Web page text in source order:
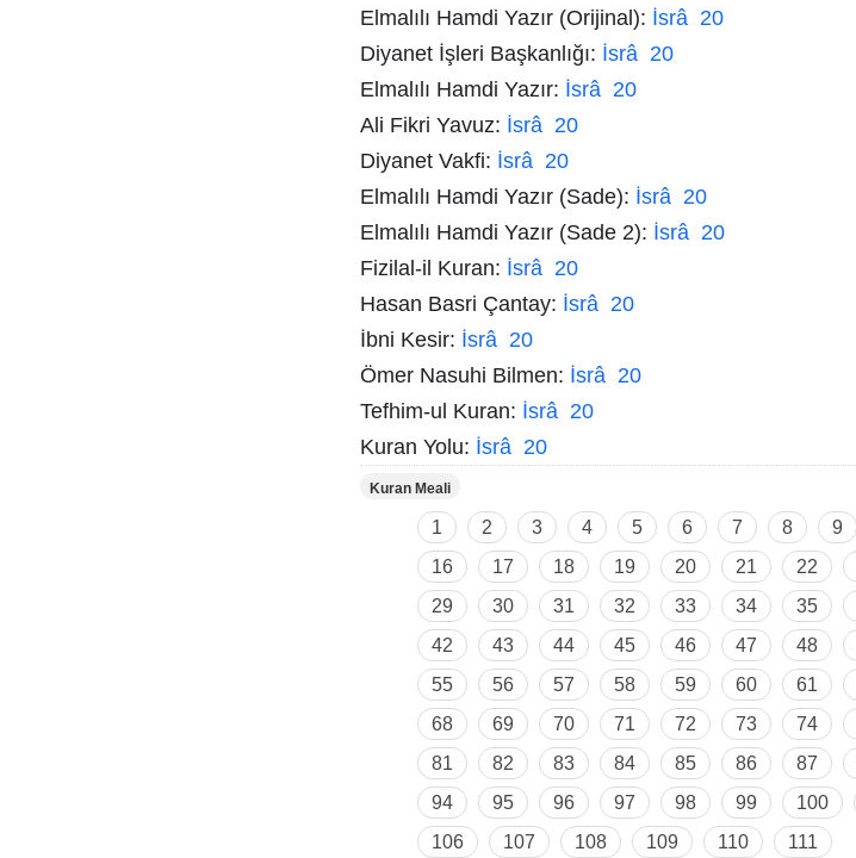
Elmalılı Hamdi Yazır (Orijinal): İsrâ 20
Diyanet İşleri Başkanlığı: İsrâ 20
Elmalılı Hamdi Yazır: İsrâ 20
Ali Fikri Yavuz: İsrâ 20
Diyanet Vakfi: İsrâ 20
Elmalılı Hamdi Yazır (Sade): İsrâ 20
Elmalılı Hamdi Yazır (Sade 2): İsrâ 20
Fizilal-il Kuran: İsrâ 20
Hasan Basri Çantay: İsrâ 20
İbni Kesir: İsrâ 20
Ömer Nasuhi Bilmen: İsrâ 20
Tefhim-ul Kuran: İsrâ 20
Kuran Yolu: İsrâ 20
Kuran Meali
1 2 3 4 5 6 7 8 9
16
17 18 19 20 21 22
29
30 31 32 33 34 35
42
43 44 45 46 47 48
55
56 57 58 59 60 61
68
69 70 71 72 73 74
81
82 83 84 85 86 87
94
95 96 97 98 99 100
106
107 108 109 110 111